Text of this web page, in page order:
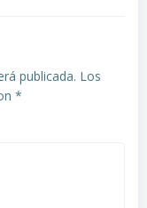
publicada. Los
*